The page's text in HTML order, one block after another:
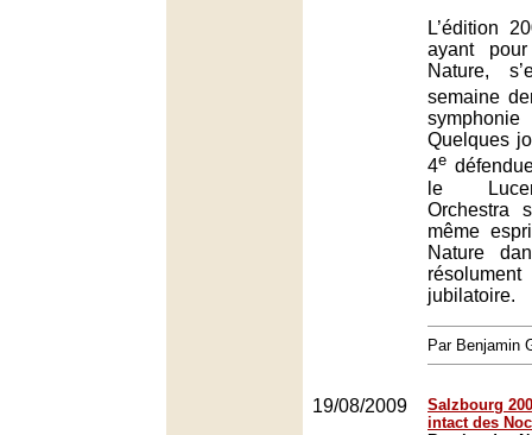
L’édition
ayant
Nature,
semaine
Quelques
4e
le
Orchestra
même
Nature
jubilatoire.
Par Benjamin
19/08/2009
Salzbourg
intact des